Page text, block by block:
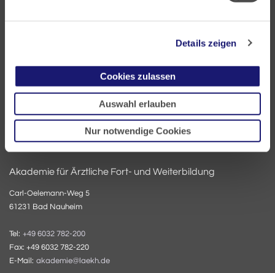
Details zeigen
Cookies zulassen
Auswahl erlauben
Nur notwendige Cookies
Postfach 60 05 66
E-Mail:
Akademie für Ärztliche Fort- und Weiterbildung
Carl-Oelemann-Weg 5
61231 Bad Nauheim
Tel: +49 6032 782-200
Fax: +49 6032 782-220
E-Mail: akademie@laekh.de